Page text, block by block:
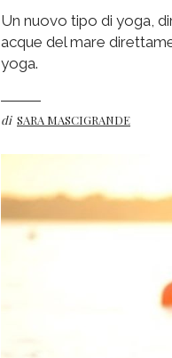
Un nuovo tipo di yoga,
acque del mare
yoga.
di SARA MASCIGRANDE